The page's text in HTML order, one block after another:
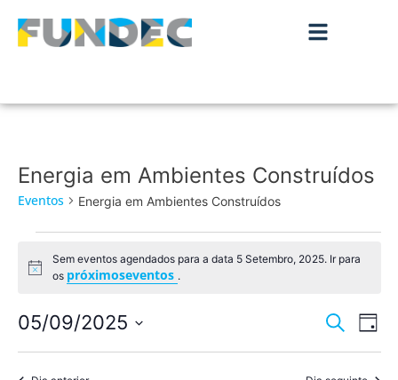
Energia em Ambientes Construídos
Eventos Energia em Ambientes Construídos
Aviso
Sem eventos agendados para a data 5 Setembro, 2025. Ir para
os próximoseventos .
de
Pesquisar
de
Dia
05/09/2025
a
data.